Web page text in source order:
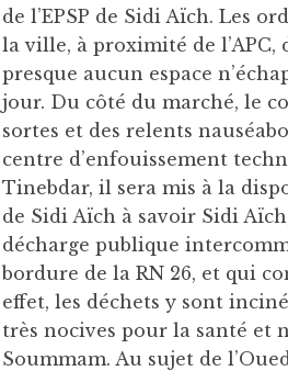
de l’EPSP de Sidi Aïch. Les
la ville, à proximité de l’APC,
presque aucun espace
jour. Du côté du marché, le
sortes et des relents
centre d’enfouissement
Tinebdar, il sera mis à la
de Sidi Aïch à savoir Sidi
décharge publique
bordure de la RN 26, et qui
effet, les déchets y sont
très nocives pour la santé et
Soummam. Au sujet de